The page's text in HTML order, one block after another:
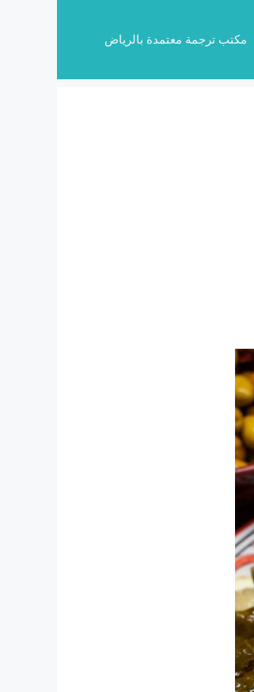
مكتب ترجمة معتمدة بالرياض